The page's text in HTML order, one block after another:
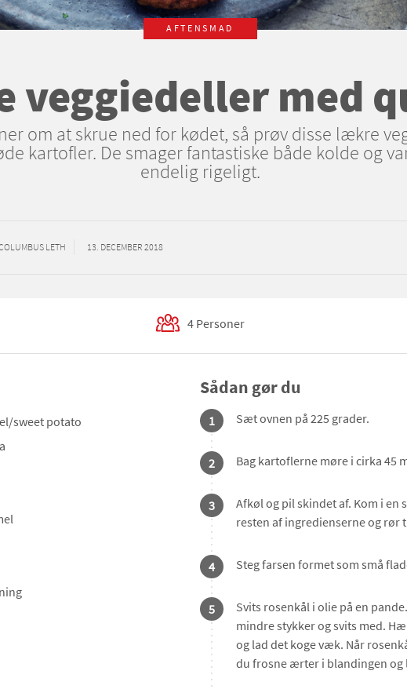
AFTENSMAD
veggiedeller med
om at skrue ned for kødet, så prøv disse lækre
kartofler. De smager fantastiske både kolde og
endelig rigeligt.
LETH 13. DECEMBER 2018
4 Personer
sweet potato
Sådan gør du
1 Sæt ovnen på 225 grader.
2 Bag kartoflerne møre i cirka 45
3
Afkøl og pil skindet af. Kom i en
resten af ingredienserne og rør
4 Steg farsen formet som små
5
Svits rosenkål i olie på en
mindre stykker og svits med.
og lad det koge væk. Når
du frosne ærter i blandingen og